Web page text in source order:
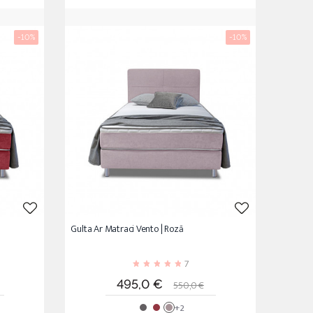
-10%
Gulta Ar Matraci Vento | Rozā
7
Cena
495,0 €
Standarta
cena
550,0 €
-10%
+2